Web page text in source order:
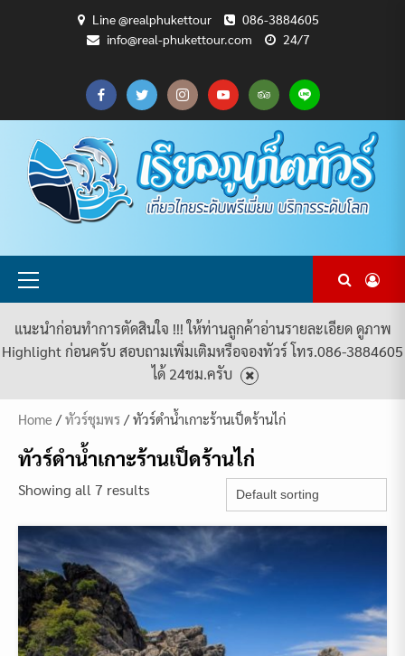
Line @realphukettour
086-3884605
info@real-phukettour.com
24/7
CART
CHECKOUT
MY
ACCOUNT
SAMPLE
PAGE
ทัวร์
ทั้งหมด
บทความ
ท่อง
เที่ยว
ยินดี
ต้อนรับ
สู่
PHUKET
TOUR
เกี่ยว
กับ
เรา
แพ็คเกจ
ทัวร์
ทั้งหมด
Primary
แนะนำก่อนทำการตัดสินใจ !!! ให้ท่านลูกค้าอ่านรายละเอียด ดูภาพ
Highlight ก่อนครับ สอบถามเพิ่มเติมหรือจองทัวร์ โทร.086-3884605
ได้ 24ชม.ครับ
Home /ทัวร์ชุมพร / ทัวร์ดำน้ำเกาะร้านเป็ดร้านไก่
ทัวร์ดำน้ำเกาะร้านเป็ดร้านไก่
Showing all 7 results